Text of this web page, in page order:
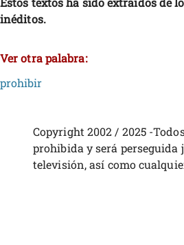
inéditos.
Ver otra palabra:
prohibir
Copyright 2002 / 2025 -
prohibida y será
televisión, así como